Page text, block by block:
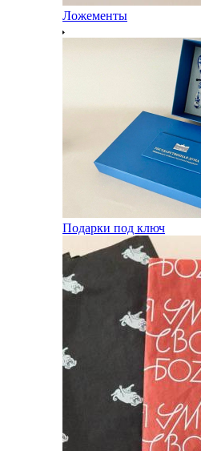
Ложементы
Подарки под ключ